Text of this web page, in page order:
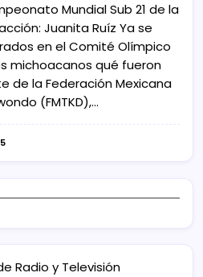
Mundial Sub 21 de la
Juanita Ruíz Ya se
en el Comité Olímpico
michoacanos qué fueron
de la Federación Mexicana
(FMTKD),…
Radio y Televisión